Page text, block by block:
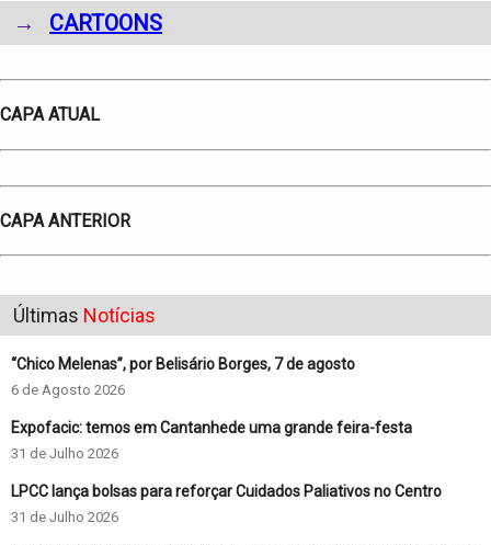
→ CARTOONS
CAPA ATUAL
CAPA ANTERIOR
Últimas Notícias
“Chico Melenas”, por Belisário Borges, 7 de agosto
6 de Agosto 2026
Expofacic: temos em Cantanhede uma grande feira-festa
31 de Julho 2026
LPCC lança bolsas para reforçar Cuidados Paliativos no Centro
31 de Julho 2026